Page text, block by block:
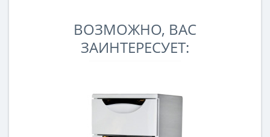
ВОЗМОЖНО, ВАС
ЗАИНТЕРЕСУЕТ: